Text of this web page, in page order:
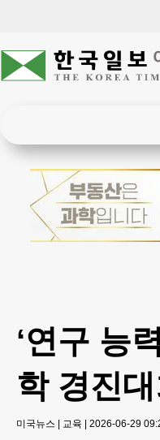
‘연구 능
학 경진
미국뉴스 | 교육 | 2026-06-29